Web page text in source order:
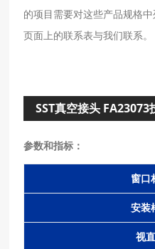
的项目需要对这些产品规格
页面上的联系表与我们联系。
SST真空接头 FA23073
参数和指标：
窗口
安装
视